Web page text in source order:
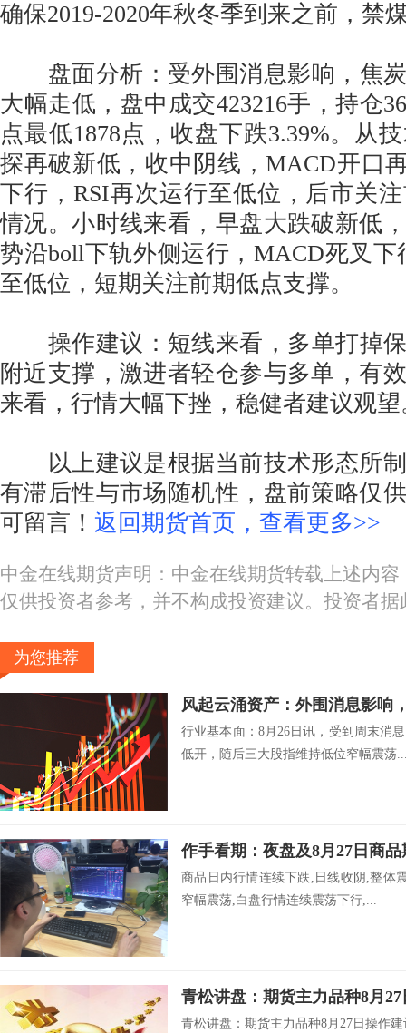
确保2019-2020年秋冬季到来之前，禁
盘面分析：受外围消息影响，焦炭
大幅走低，盘中成交423216手，持仓
点最低1878点，收盘下跌3.39%。从
探再破新低，收中阴线，MACD开口
下行，RSI再次运行至低位，后市关
情况。小时线来看，早盘大跌破新低
势沿boll下轨外侧运行，MACD死叉下
至低位，短期关注前期低点支撑。
操作建议：短线来看，多单打掉保
附近支撑，激进者轻仓参与多单，有
来看，行情大幅下挫，稳健者建议观望
以上建议是根据当前技术形态所制
有滞后性与市场随机性，盘前策略仅
可留言！ 返回期货首页，查看更多>>
中金在线期货声明：中金在线期货转载上述内
仅供投资者参考，并不构成投资建议。投资者
为您推荐
风起云涌资产：外围消息影响
行业基本面：8月26日讯，受到周末消
低开，随后三大股指维持低位窄幅震荡
作手看期：夜盘及8月27日商
商品日内行情连续下跌,日线收阴,整体
窄幅震荡,白盘行情连续震荡下行,...
青松讲盘：期货主力品种8月
青松讲盘：期货主力品种8月27日操作